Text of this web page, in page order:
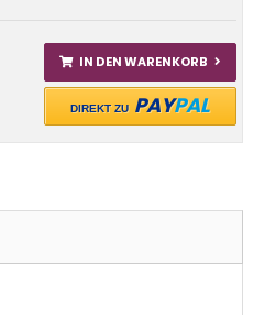
IN DEN WARENKORB
DIREKT ZU PAYPAL